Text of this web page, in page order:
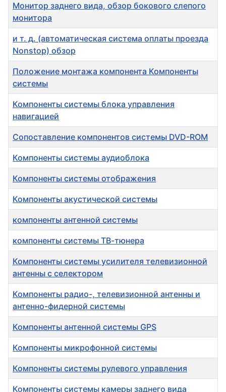
Монитор заднего вида, обзор бокового слепого
монитора
и т. д. (автоматическая система оплаты проезда
Nonstop) обзор
Положение монтажа компонента Компоненты
системы
Компоненты системы блока управления
навигацией
Сопоставление компонентов системы DVD-ROM
Компоненты системы аудиоблока
Компоненты системы отображения
Компоненты акустической системы
компоненты антенной системы
компоненты системы ТВ-тюнера
Компоненты системы усилителя телевизионной
антенны с селектором
Компоненты радио-, телевизионной антенны и
антенно-фидерной системы
Компоненты антенной системы GPS
Компоненты микрофонной системы
Компоненты системы рулевого управления
Компоненты системы камеры заднего вида